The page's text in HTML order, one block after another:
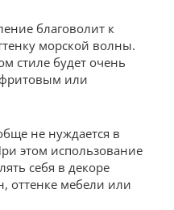
благоволит к
морской волны.
стиле будет очень
или
не нуждается в
этом использование
себя в декоре
оттенке мебели или